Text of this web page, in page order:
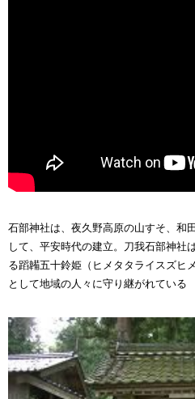
石部神社は、夜久野高原の山すそ、和
して、平安時代の建立。刀我石部神社
る蹈韛五十鈴姫（ヒメタタライスズヒ
として地域の人々に守り継がれている